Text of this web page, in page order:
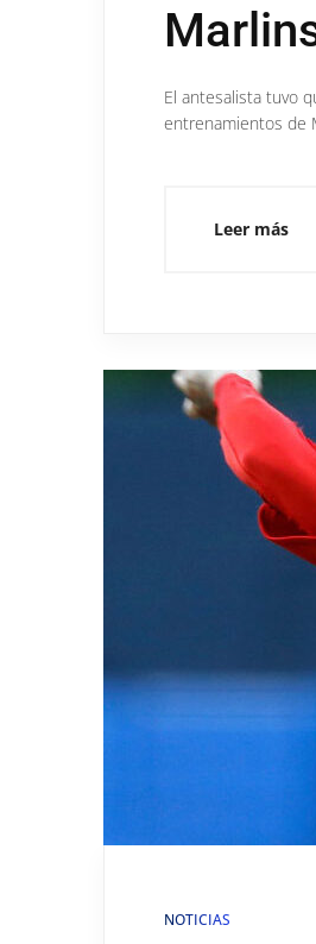
El antesalista tuvo
entrenamientos de
Leer más
NOTICIAS